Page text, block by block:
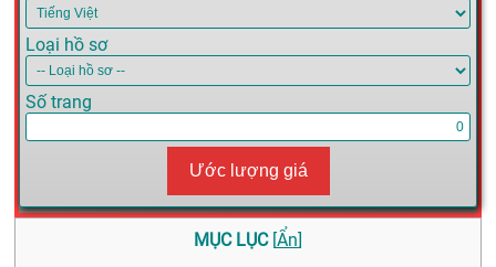
Loại hồ sơ
Số trang
Ước lượng giá
MỤC LỤC [Ẩn]